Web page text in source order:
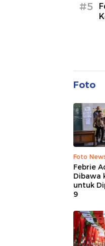
#5
Foto
Foto
Febrie
Dibawa
untuk
9